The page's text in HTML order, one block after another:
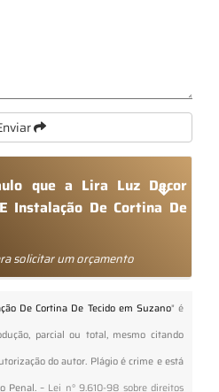
que a Lira Luz Decor
Instalação De Cortina De
solicitar um orçamento
De Cortina De Tecido em Suzano" é
parcial ou total, mesmo citando
do autor. Plágio é crime e está
Penal. – Lei n° 9.610-98 sobre direitos